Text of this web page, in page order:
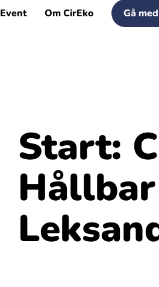
Event Om CirEko Gå med
Start: